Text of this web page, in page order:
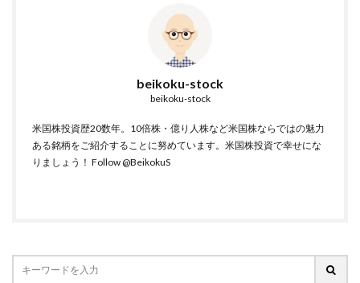
beikoku-stock
beikoku-stock
米国株投資歴20数年。10倍株・億り人株など米国株ならではの魅力
ある銘柄をご紹介することに努めています。米国株投資で幸せにな
りましょう！ Follow @BeikokuS